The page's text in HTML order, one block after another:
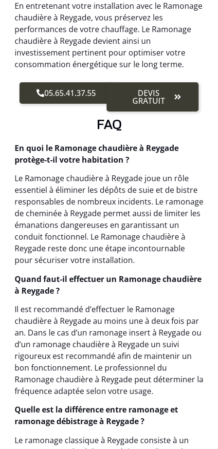
En entretenant votre installation avec le Ramonage
chaudière à Reygade, vous préservez les
performances de votre chauffage. Le Ramonage
chaudière à Reygade devient ainsi un
investissement pertinent pour optimiser votre
consommation énergétique sur le long terme.
05.65.41.37.55 DEVIS
GRATUIT
FAQ
En quoi le Ramonage chaudière à Reygade
protège-t-il votre habitation ?
Le Ramonage chaudière à Reygade joue un rôle
essentiel à éliminer les dépôts de suie et de bistre
responsables de nombreux incidents. Le ramonage
de cheminée à Reygade permet aussi de limiter les
émanations dangereuses en garantissant un
conduit fonctionnel. Le Ramonage chaudière à
Reygade reste donc une étape incontournable
pour sécuriser votre installation.
Quand faut-il effectuer un Ramonage chaudière
à Reygade ?
Il est recommandé d’effectuer le Ramonage
chaudière à Reygade au moins une à deux fois par
an. Dans le cas d’un ramonage insert à Reygade ou
d’un ramonage chaudière à Reygade un suivi
rigoureux est recommandé afin de maintenir un
bon fonctionnement. Le professionnel du
Ramonage chaudière à Reygade peut déterminer la
fréquence adaptée selon votre usage.
Quelle est la différence entre ramonage et
ramonage débistrage à Reygade ?
Le ramonage classique à Reygade consiste à un